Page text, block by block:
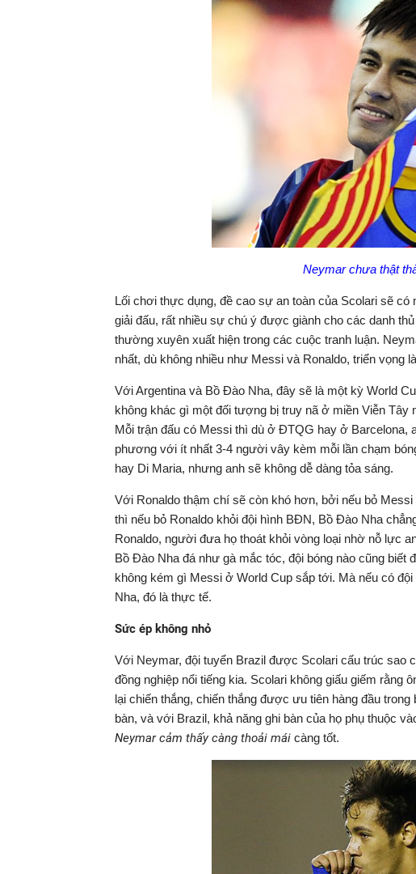
Neymar chưa thật
Lối chơi thực dụng, đề cao sự an toàn của Scolari sẽ
giải đấu, rất nhiều sự chú ý được giành cho các danh
thường xuyên xuất hiện trong các cuộc tranh luận.
nhất, dù không nhiều như Messi và Ronaldo, triển vọng
Với Argentina và Bồ Đào Nha, đây sẽ là một kỳ World
không khác gì một đối tượng bị truy nã ở miền Viễn
Mỗi trận đấu có Messi thì dù ở ĐTQG hay ở
phương với ít nhất 3-4 người vây kèm mỗi lần chạm
hay Di Maria, nhưng anh sẽ không dễ dàng tỏa sáng.
Với Ronaldo thậm chí sẽ còn khó hơn, bởi nếu bỏ
thì nếu bỏ Ronaldo khỏi đội hình BĐN, Bồ Đào Nha
Ronaldo, người đưa họ thoát khỏi vòng loại nhờ nỗ lực
Bồ Đào Nha đá như gà mắc tóc, đội bóng nào cũng biết
không kém gì Messi ở World Cup sắp tới. Mà nếu có
Nha, đó là thực tế.
Sức ép không nhỏ
Với Neymar, đội tuyển Brazil được Scolari cấu trúc
đồng nghiệp nổi tiếng kia. Scolari không giấu giếm rằng
lại chiến thắng, chiến thắng được ưu tiên hàng đầu
bàn, và với Brazil, khả năng ghi bàn của họ phụ thuộc
Neymar cảm thấy càng thoải mái càng tốt.